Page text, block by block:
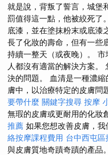
就是說，背叛了誓言，城堡
罰值得這一點，他被絞死了
底漆，並在塗抹粉末或底漆
長了化妝的壽命，但有一些
持續一整天（或夜晚）。
人都沒有適當的解決方案。
決的問題。 血清是一種濃
膚中，以治療特定的皮膚問
要帶什麼 關鍵字搜尋 按摩
無瑕的皮膚或更耐用的化妝
推薦 如果您想改善皮膚，我
絡按摩課程費用 台中西屯
與皮膚質地奇蹟奇蹟的產品。